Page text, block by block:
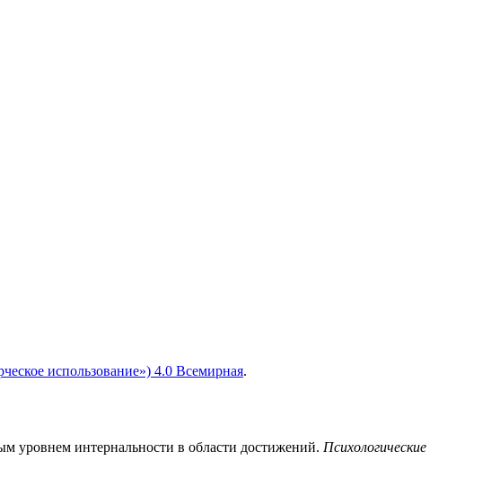
использование») 4.0 Всемирная.
уровнем интернальности в области достижений. Психологические